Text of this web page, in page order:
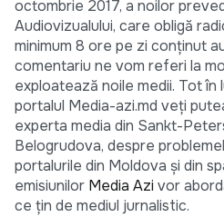
octombrie 2017, a noilor
Audiovizualului, care obligă
minimum 8 ore pe zi conținut
comentariu ne vom referi la
exploatează noile medii. Tot în
portalul Media-azi.md veți
experta media din Sankt-
Belogrudova, despre
portalurile din Moldova și din
emisiunilor Media Azi vor
ce țin de mediul jurnalistic.